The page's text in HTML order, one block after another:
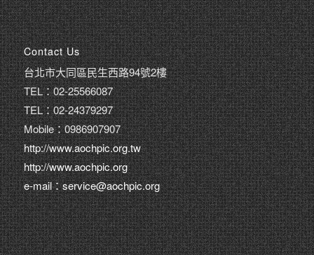
Contact Us
台北市大同區民生西路94號2樓
TEL：02-25566087
TEL：02-24379297
Mobile：0986907907
http://www.aochpic.org.tw
http://www.aochpic.org
e-mail：service@aochpic.org